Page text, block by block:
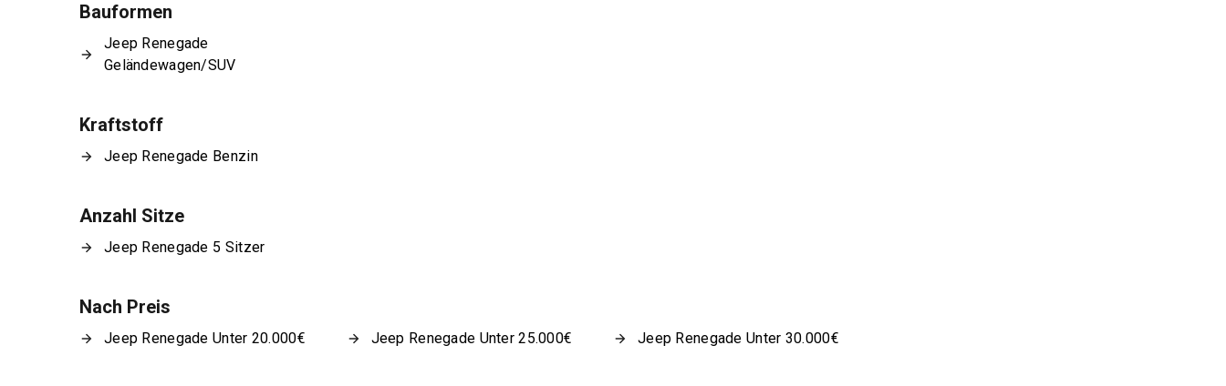
Bauformen
Jeep Renegade
Geländewagen/SUV
Kraftstoff
Jeep Renegade Benzin
Anzahl Sitze
Jeep Renegade 5 Sitzer
Nach Preis
Jeep Renegade Unter 20.000€ Jeep Renegade Unter 25.000€ Jeep Renegade Unter 30.000€